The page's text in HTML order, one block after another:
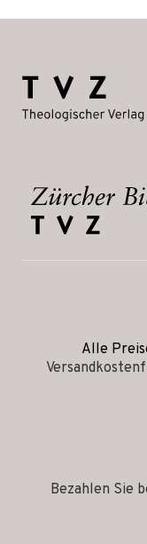
Alle
Bezahlen Sie